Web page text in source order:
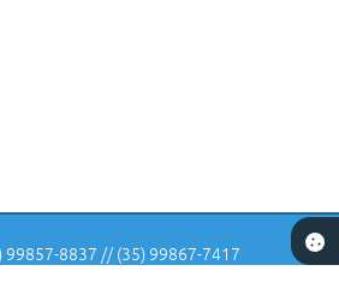
99857-8837 // (35) 99867-7417